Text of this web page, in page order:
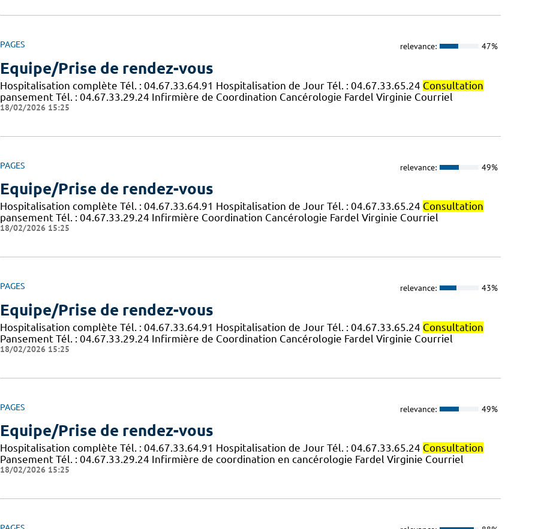
PAGES relevance: 47%
Equipe/Prise de rendez-vous
Hospitalisation complète Tél. : 04.67.33.64.91 Hospitalisation de Jour Tél. : 04.67.33.65.24 Consultation
pansement Tél. : 04.67.33.29.24 Infirmière de Coordination Cancérologie Fardel Virginie Courriel
18/02/2026 15:25
PAGES relevance: 49%
Equipe/Prise de rendez-vous
Hospitalisation complète Tél. : 04.67.33.64.91 Hospitalisation de Jour Tél. : 04.67.33.65.24 Consultation
pansement Tél. : 04.67.33.29.24 Infirmière Coordination Cancérologie Fardel Virginie Courriel
18/02/2026 15:25
PAGES relevance: 43%
Equipe/Prise de rendez-vous
Hospitalisation complète Tél. : 04.67.33.64.91 Hospitalisation de Jour Tél. : 04.67.33.65.24 Consultation
Pansement Tél. : 04.67.33.29.24 Infirmière de Coordination Cancérologie Fardel Virginie Courriel
18/02/2026 15:25
PAGES relevance: 49%
Equipe/Prise de rendez-vous
Hospitalisation complète Tél. : 04.67.33.64.91 Hospitalisation de Jour Tél. : 04.67.33.65.24 Consultation
Pansement Tél. : 04.67.33.29.24 Infirmière de coordination en cancérologie Fardel Virginie Courriel
18/02/2026 15:25